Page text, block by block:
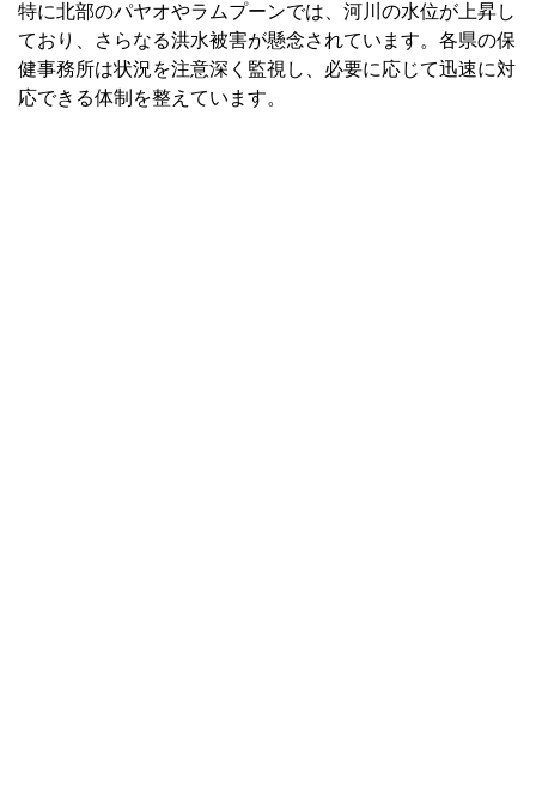
特に北部のパヤオやラムプーンでは、河川の水位が上昇し
ており、さらなる洪水被害が懸念されています。各県の保
健事務所は状況を注意深く監視し、必要に応じて迅速に対
応できる体制を整えています。